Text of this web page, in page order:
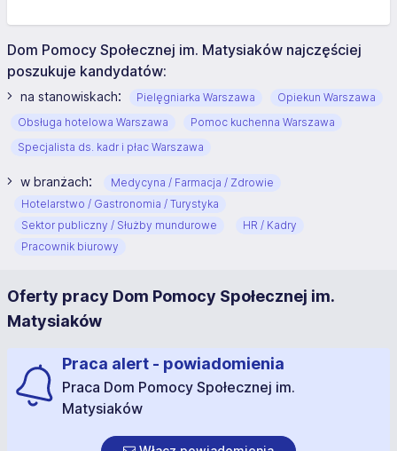
Dom Pomocy Społecznej im. Matysiaków najczęściej
poszukuje kandydatów:
na stanowiskach: Pielęgniarka Warszawa
Opiekun Warszawa
Obsługa hotelowa Warszawa
Pomoc kuchenna Warszawa
Specjalista ds. kadr i płac Warszawa
w branżach:
Medycyna / Farmacja / Zdrowie
Hotelarstwo / Gastronomia / Turystyka
Sektor publiczny / Służby mundurowe
HR / Kadry
Pracownik biurowy
Oferty pracy Dom Pomocy Społecznej im.
Matysiaków
Praca alert - powiadomienia
Praca Dom Pomocy Społecznej im.
Matysiaków